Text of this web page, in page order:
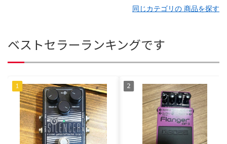
同じカテゴリの 商品を探す
ベストセラーランキングです